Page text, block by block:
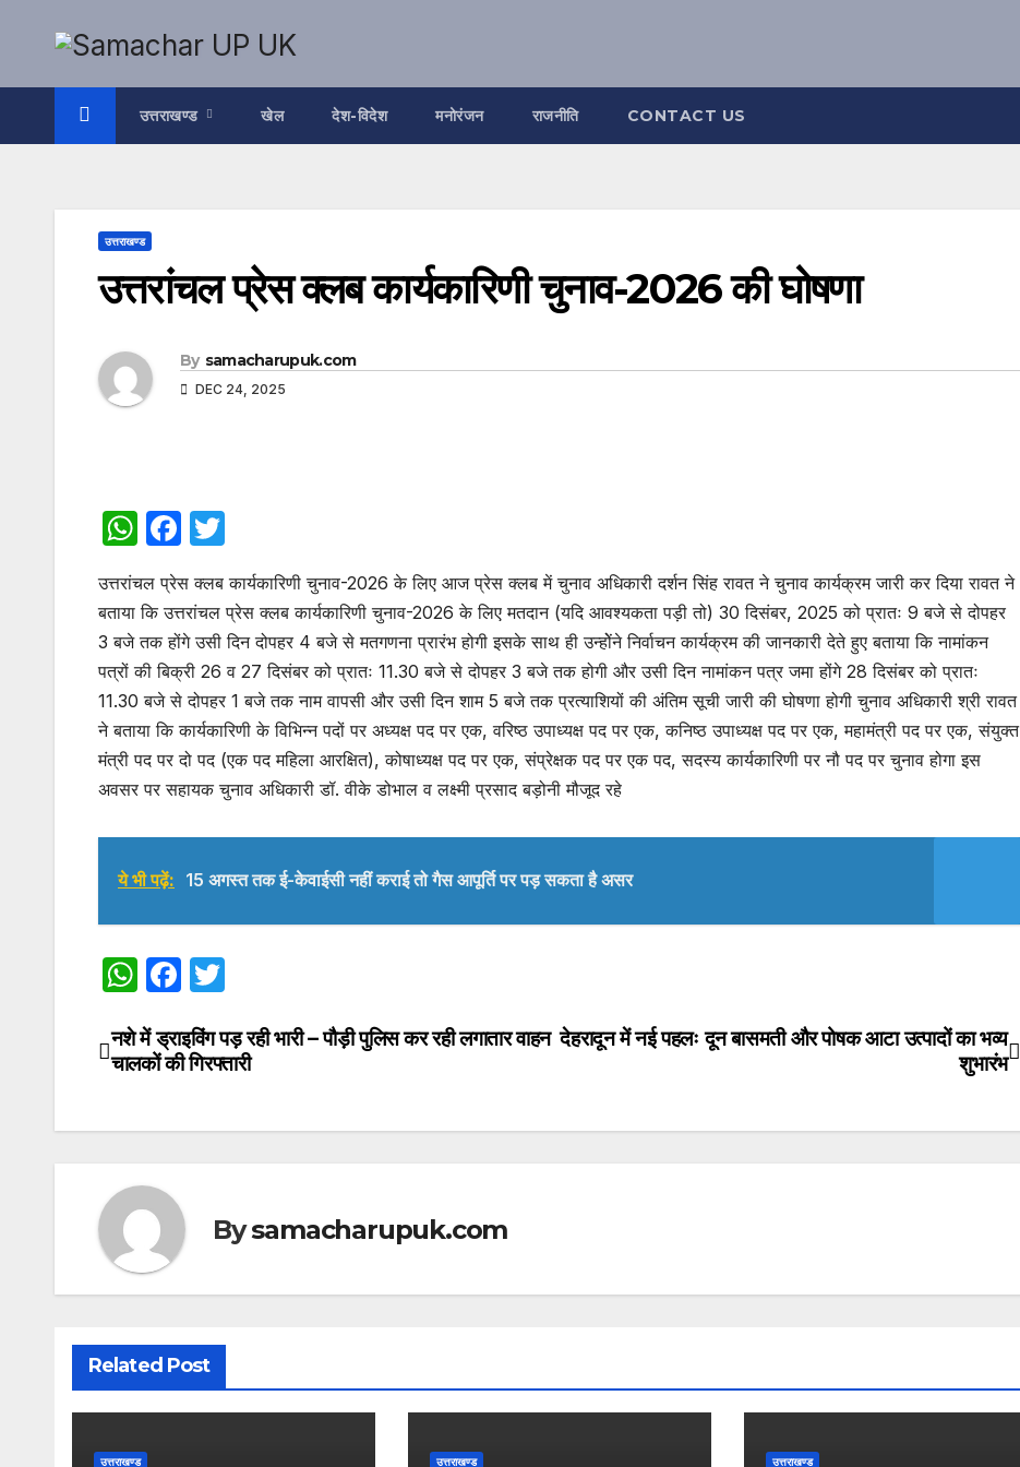
उत्तराखण्ड खेल देश-विदेश मनोरंजन राजनीति CONTACT US
उत्तराखण्ड
उत्तरांचल प्रेस क्लब कार्यकारिणी चुनाव-2026 की घोषणा
By samacharupuk.com
DEC 24, 2025
W
at
s
A
p
p
F
c
e
b
o
o
k
w
itt
er
उत्तरांचल प्रेस क्लब कार्यकारिणी चुनाव-2026 के लिए आज प्रेस क्लब में चुनाव अधिकारी दर्शन सिंह रावत ने चुनाव कार्यक्रम जारी कर दिया रावत ने
बताया कि उत्तरांचल प्रेस क्लब कार्यकारिणी चुनाव-2026 के लिए मतदान (यदि आवश्यकता पड़ी तो) 30 दिसंबर, 2025 को प्रातः 9 बजे से दोपहर
3 बजे तक होंगे उसी दिन दोपहर 4 बजे से मतगणना प्रारंभ होगी इसके साथ ही उन्होेंने निर्वाचन कार्यक्रम की जानकारी देते हुए बताया कि नामांकन
पत्रों की बिक्री 26 व 27 दिसंबर को प्रातः 11.30 बजे से दोपहर 3 बजे तक होगी और उसी दिन नामांकन पत्र जमा होंगे 28 दिसंबर को प्रातः
11.30 बजे से दोपहर 1 बजे तक नाम वापसी और उसी दिन शाम 5 बजे तक प्रत्याशियों की अंतिम सूची जारी की घोषणा होगी चुनाव अधिकारी श्री रावत
ने बताया कि कार्यकारिणी के विभिन्न पदों पर अध्यक्ष पद पर एक, वरिष्ठ उपाध्यक्ष पद पर एक, कनिष्ठ उपाध्यक्ष पद पर एक, महामंत्री पद पर एक, संयुक्त
मंत्री पद पर दो पद (एक पद महिला आरक्षित), कोषाध्यक्ष पद पर एक, संप्रेक्षक पद पर एक पद, सदस्य कार्यकारिणी पर नौ पद पर चुनाव होगा इस
अवसर पर सहायक चुनाव अधिकारी डॉ. वीके डोभाल व लक्ष्मी प्रसाद बड़ोनी मौजूद रहे
ये भी पढ़ें: 15 अगस्त तक ई-केवाईसी नहीं कराई तो गैस आपूर्ति पर पड़ सकता है असर
W
at
s
p
F
c
e
k
itt
er
Post
देहरादून में नई पहलः दून बासमती और पोषक आटा उत्पादों का भव्य
शुभारंभ
नशे में ड्राइविंग पड़ रही भारी – पौड़ी पुलिस कर रही लगातार वाहन
चालकों की गिरफ्तारी
Bysamacharupuk.com
Related Post
उत्तराखण्ड उत्तराखण्ड उत्तराखण्ड